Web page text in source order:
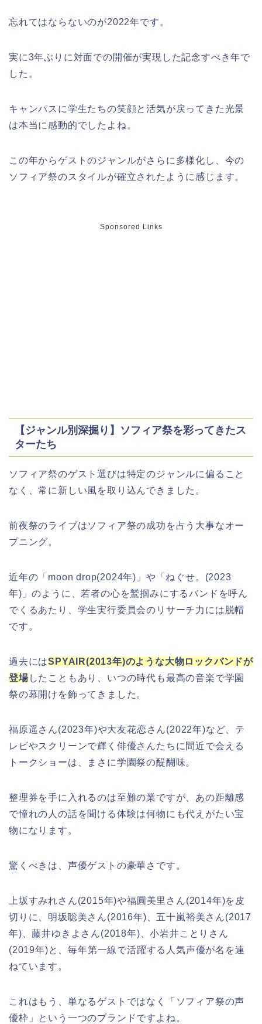
忘れてはならないのが2022年です。
実に3年ぶりに対面での開催が実現した記念すべき年で
した。
キャンパスに学生たちの笑顔と活気が戻ってきた光景
は本当に感動的でしたよね。
この年からゲストのジャンルがさらに多様化し、今の
ソフィア祭のスタイルが確立されたように感じます。
Sponsored Links
【ジャンル別深掘り】ソフィア祭を彩ってきたス
ターたち
ソフィア祭のゲスト選びは特定のジャンルに偏ること
なく、常に新しい風を取り込んできました。
前夜祭のライブはソフィア祭の成功を占う大事なオー
プニング。
近年の「moon drop(2024年)」や「ねぐせ。(2023
年)」のように、若者の心を鷲掴みにするバンドを呼ん
でくるあたり、学生実行委員会のリサーチ力には脱帽
です。
過去にはSPYAIR(2013年)のような大物ロックバンドが
登場したこともあり、いつの時代も最高の音楽で学園
祭の幕開けを飾ってきました。
福原遥さん(2023年)や大友花恋さん(2022年)など、テ
レビやスクリーンで輝く俳優さんたちに間近で会える
トークショーは、まさに学園祭の醍醐味。
整理券を手に入れるのは至難の業ですが、あの距離感
で憧れの人の話を聞ける体験は何物にも代えがたい宝
物になります。
驚くべきは、声優ゲストの豪華さです。
上坂すみれさん(2015年)や福圓美里さん(2014年)を皮
切りに、明坂聡美さん(2016年)、五十嵐裕美さん(2017
年)、藤井ゆきよさん(2018年)、小岩井ことりさん
(2019年)と、毎年第一線で活躍する人気声優が名を連
ねています。
これはもう、単なるゲストではなく「ソフィア祭の声
優枠」という一つのブランドですよね。